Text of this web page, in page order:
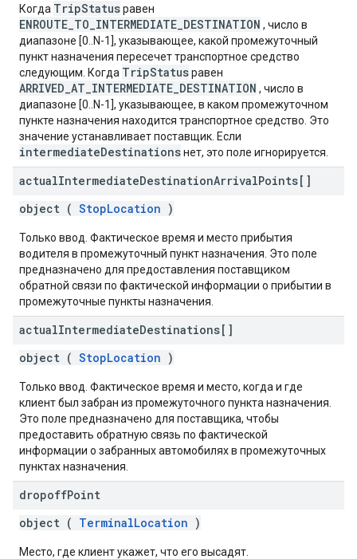
Когда TripStatusравен
ENROUTE_TO_INTERMEDIATE_DESTINATION , число в
диапазоне [0..N-1], указывающее, какой промежуточный
пункт назначения пересечет транспортное средство
следующим. Когда TripStatusравен
ARRIVED_AT_INTERMEDIATE_DESTINATION , число в
диапазоне [0..N-1], указывающее, в каком промежуточном
пункте назначения находится транспортное средство. Это
значение устанавливает поставщик. Если
intermediateDestinationsнет, это поле игнорируется.
actualIntermediateDestinationArrivalPoints[]
object ( StopLocation )
Только ввод. Фактическое время и место прибытия
водителя в промежуточный пункт назначения. Это поле
предназначено для предоставления поставщиком
обратной связи по фактической информации о прибытии в
промежуточные пункты назначения.
actualIntermediateDestinations[]
object ( StopLocation )
Только ввод. Фактическое время и место, когда и где
клиент был забран из промежуточного пункта назначения.
Это поле предназначено для поставщика, чтобы
предоставить обратную связь по фактической
информации о забранных автомобилях в промежуточных
пунктах назначения.
dropoffPoint
object ( TerminalLocation )
Место, где клиент укажет, что его высадят.